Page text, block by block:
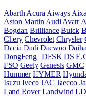
Abarth Acura Aiways
Aston Martin Audi Avatr
Bogdan Brilliance Buick
Chery Chevrolet Chrysler
Dacia Dadi Daewoo
DongFeng | DFSK DS
FSO Geely Genesis GMC
Hummer HYMER
Isuzu Iveco JAC Jaecoo
Land Rover Landwind